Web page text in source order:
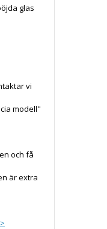
glas
vi
modell"
och få
är extra